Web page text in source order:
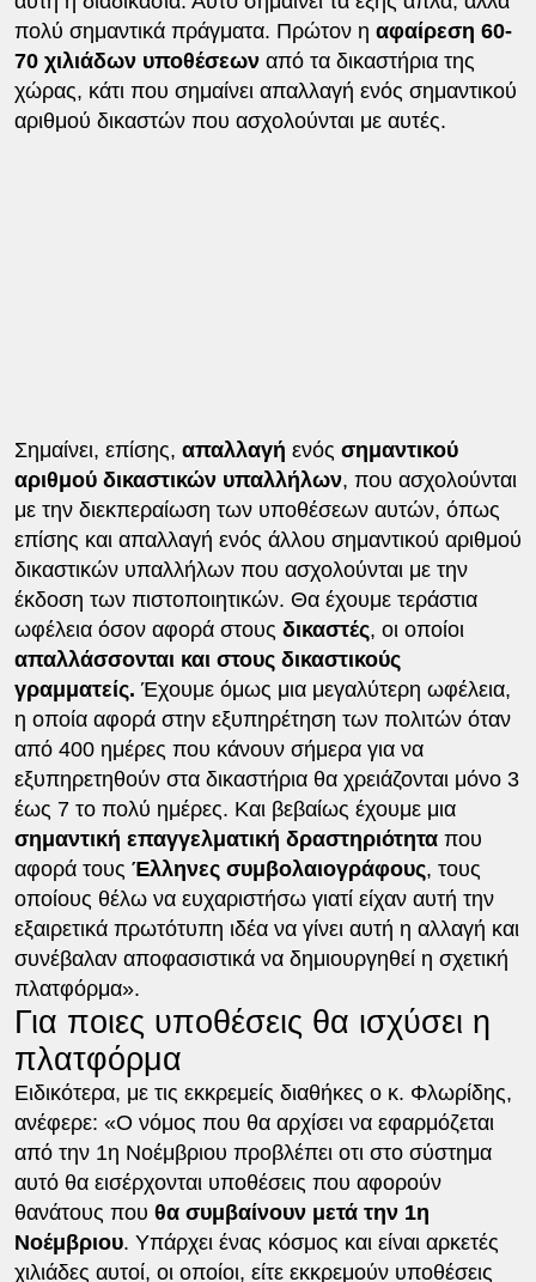
πολύ σημαντικά πράγματα. Πρώτον η αφαίρεση 60-
70 χιλιάδων υποθέσεωναπό τα δικαστήρια της
χώρας, κάτι που σημαίνει απαλλαγή ενός σημαντικού
αριθμού δικαστών που ασχολούνται με αυτές.
Σημαίνει, επίσης, απαλλαγή ενός σημαντικού
αριθμού δικαστικών υπαλλήλων, που ασχολούνται
με την διεκπεραίωση των υποθέσεων αυτών, όπως
επίσης και απαλλαγή ενός άλλου σημαντικού αριθμού
δικαστικών υπαλλήλων που ασχολούνται με την
έκδοση των πιστοποιητικών. Θα έχουμε τεράστια
ωφέλεια όσον αφορά στους δικαστές, οι οποίοι
απαλλάσσονται και στους δικαστικούς
γραμματείς. Έχουμε όμως μια μεγαλύτερη ωφέλεια,
η οποία αφορά στην εξυπηρέτηση των πολιτών όταν
από 400 ημέρες που κάνουν σήμερα για να
εξυπηρετηθούν στα δικαστήρια θα χρειάζονται μόνο 3
έως 7 το πολύ ημέρες. Και βεβαίως έχουμε μια
σημαντική επαγγελματική δραστηριότηταπου
αφορά τους Έλληνες συμβολαιογράφους, τους
οποίους θέλω να ευχαριστήσω γιατί είχαν αυτή την
εξαιρετικά πρωτότυπη ιδέα να γίνει αυτή η αλλαγή και
συνέβαλαν αποφασιστικά να δημιουργηθεί η σχετική
πλατφόρμα».
Για ποιες υποθέσεις θα ισχύσει η
πλατφόρμα
Ειδικότερα, με τις εκκρεμείς διαθήκες ο κ. Φλωρίδης,
ανέφερε: «Ο νόμος που θα αρχίσει να εφαρμόζεται
από την 1η Νοέμβριου προβλέπει οτι στο σύστημα
αυτό θα εισέρχονται υποθέσεις που αφορούν
θανάτους που θα συμβαίνουν μετά την 1η
Νοέμβριου. Υπάρχει ένας κόσμος και είναι αρκετές
χιλιάδες αυτοί, οι οποίοι, είτε εκκρεμούν υποθέσεις